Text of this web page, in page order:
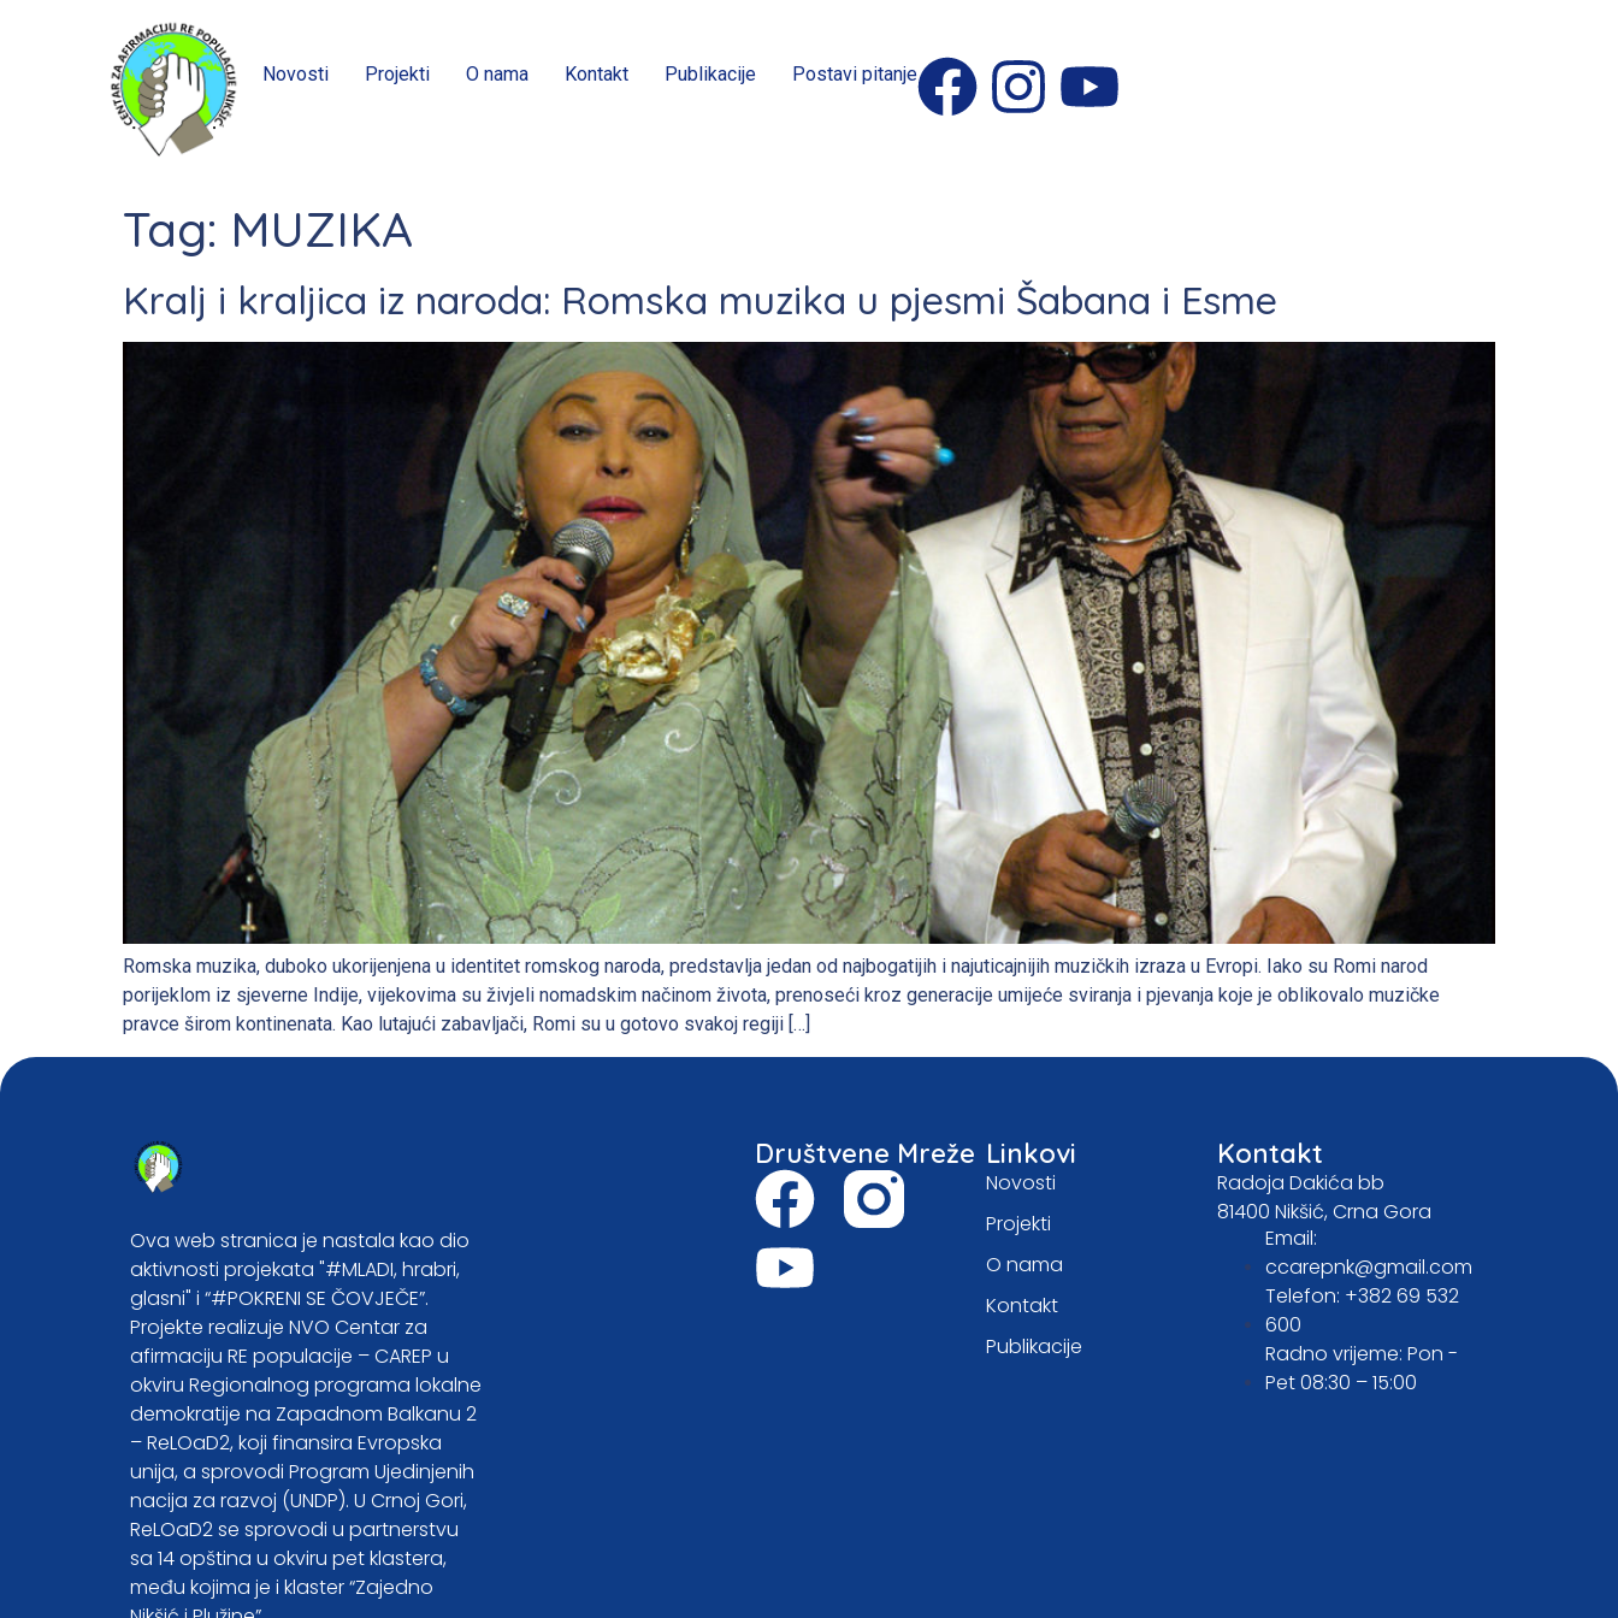
Novosti Projekti O nama Kontakt Publikacije Postavi pitanje
Tag: MUZIKA
Kralj i kraljica iz naroda: Romska muzika u pjesmi Šabana i Esme
Romska muzika, duboko ukorijenjena u identitet romskog naroda, predstavlja jedan od najbogatijih i najuticajnijih muzičkih izraza u Evropi. Iako su Romi narod
porijeklom iz sjeverne Indije, vijekovima su živjeli nomadskim načinom života, prenoseći kroz generacije umijeće sviranja i pjevanja koje je oblikovalo muzičke
pravce širom kontinenata. Kao lutajući zabavljači, Romi su u gotovo svakoj regiji […]
Ova web stranica je nastala kao dio
aktivnosti projekata "#MLADI, hrabri,
glasni" i “#POKRENI SE ČOVJEČE”.
Projekte realizuje NVO Centar za
afirmaciju RE populacije – CAREP u
okviru Regionalnog programa lokalne
demokratije na Zapadnom Balkanu 2
– ReLOaD2, koji finansira Evropska
unija, a sprovodi Program Ujedinjenih
nacija za razvoj (UNDP). U Crnoj Gori,
ReLOaD2 se sprovodi u partnerstvu
sa 14 opština u okviru pet klastera,
među kojima je i klaster “Zajedno
Društvene Mreže Linkovi
Novosti
Projekti
O nama
Kontakt
Publikacije
Kontakt
Radoja Dakića bb
81400 Nikšić, Crna Gora
Email:
ccarepnk@gmail.com
Telefon: +382 69 532
600
Radno vrijeme: Pon -
Pet 08:30 – 15:00